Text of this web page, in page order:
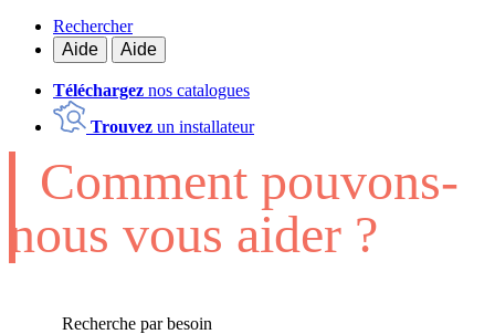
Rechercher
Aide
Aide
Téléchargez nos catalogues
Trouvez un installateur
Comment pouvons-
nous vous aider ?
Recherche par besoin